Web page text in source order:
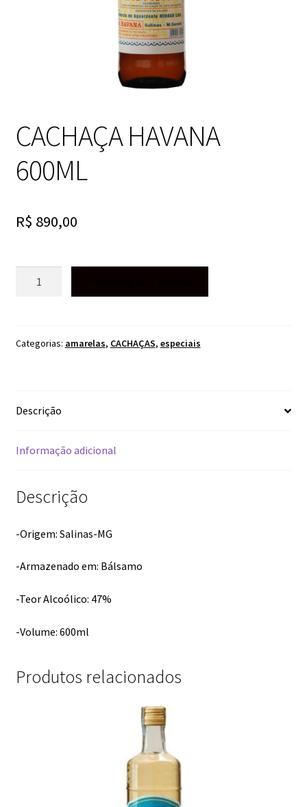
CACHAÇA HAVANA
600ML
R$ 890,00
Categorias: amarelas, CACHAÇAS, especiais
Descrição
Informação adicional
Descrição
-Origem: Salinas-MG
-Armazenado em: Bálsamo
-Teor Alcoólico: 47%
-Volume: 600ml
Produtos relacionados